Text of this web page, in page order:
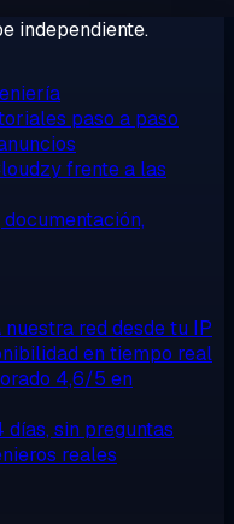
independiente.
paso a paso
frente a las
documentación,
red desde tu IP
en tiempo real
4,6/5 en
días, sin preguntas
reales